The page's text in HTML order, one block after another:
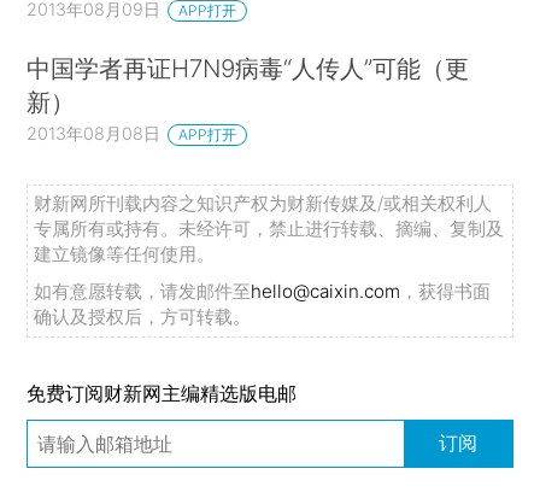
2013年08月09日 APP打开
中国学者再证H7N9病毒“人传人”可能（更
新）
2013年08月08日 APP打开
财新网所刊载内容之知识产权为财新传媒及/或相关权利人
专属所有或持有。未经许可，禁止进行转载、摘编、复制及
建立镜像等任何使用。
如有意愿转载，请发邮件至hello@caixin.com ，获得书面
确认及授权后，方可转载。
免费订阅财新网主编精选版电邮
订阅